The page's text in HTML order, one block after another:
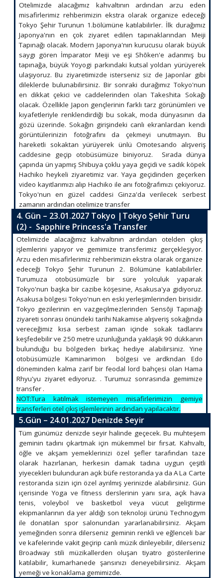
Otelimizde alacağımız kahvaltının ardından arzu eden
misafirlerimiz rehberimizin ekstra olarak organize edeceği
Tokyo Şehir Turunun 1.bölümüne katılabilirler. İlk durağımız
Japonya'nın en çok ziyaret edilen tapınaklarından Meiji
Tapınağı olacak. Modern Japonya'nın kurucusu olarak büyük
saygı gören İmparator Meiji ve eşi Shōken'e adanmış bu
tapınağa, büyük Yoyogi parkındaki kutsal yoldan yürüyerek
ulaşıyoruz. Bu ziyaretimizde isterseniz siz de Japonlar gibi
dileklerde bulunabilirsiniz. Bir sonraki durağımız Tokyo'nun
en dikkat çekici ve caddelerinden olan Takeshita Sokağı
olacak. Özellikle Japon gençlerinin farklı tarz görünümleri ve
kıyafetleriyle renklendirdiği bu sokak, moda dünyasının da
gözü üzerinde. Sokağın girişindeki canlı ekranlardan kendi
görüntülerinizin fotoğrafını da çekmeyi unutmayın. Bu
hareketli sokaktan yürüyerek ünlü Omotesando alışveriş
caddesine geçip otobüsümüze biniyoruz. Sırada dünya
çapında ün yapmış Shibuya çoklu yaya geçidi ve sadık köpek
Hachiko heykeli ziyaretimiz var. Yaya geçidinden geçerken
video kayıtlarımızı alıp Hachiko ile anı fotoğrafımızı çekiyoruz.
Tokyo'nun en güzel caddesi Ginza'da verilecek serbest
zamanın ardından otelimize transfer
4. Gün – 23.01.2027 Tokyo |Tokyo Şehir Turu
(2) - Sapphire Princess'a Transfer
Otelimizde alacağımız kahvaltının ardından otelden çıkış
işlemlerini yapıyor ve gemimize transferimiz gerçekleşiyor.
Arzu eden misafirlerimiz rehberimizin ekstra olarak organize
edeceği Tokyo Şehir Turunun 2. Bölümüne katılabilirler.
Turumuza otobüsümüzle bir süre yolculuk yaparak
Tokyo'nun başka bir cazibe köşesine, Asakusa'ya gidiyoruz.
Asakusa bölgesi Tokyo'nun en eski yerleşimlerinden birisidir.
Tokyo gezilerinin en vazgeçilmezlerinden Sensōji Tapınağı
ziyareti sonrası önündeki tarihi Nakamise alışveriş sokağında
vereceğimiz kısa serbest zaman içinde sokak tadlarını
keşfedebilir ve 250 metre uzunluğunda yaklaşık 90 dükkanın
bulunduğu bu bölgeden birkaç hediye alabilirsiniz. Yine
otobüsümüzle Kaminarimon bölgesi ve ardkndan Edo
döneminden kalma zarif bir feodal lord bahçesi olan Hama
Rhyu'yu ziyaret ediyoruz. . Turumuz sonrasında gemimize
transfer .
NOT:Tura katılmak istemeyen misafirlerimizin gemiye
transferleri otel çıkış işlemlerinin ardından yapılacaktır.
5.Gün – 24.01.2027 Denizde Seyir
Tüm günümüz denizde seyir halinde geçecek. Bu muhteşem
geminin tadını çıkartmak için mükemmel bir fırsat. Kahvaltı,
öğle ve akşam yemeklerinizi özel şefler tarafından taze
olarak hazırlanan, herkesin damak tadına uygun çeşitli
yiyecekleri bulunduran açık büfe restoranda ya da A La Carte
restoranda sizin için özel ayrılmış yerinizde alabilirsiniz. Gün
içerisinde Yoga ve fitness derslerinin yanı sıra, açık hava
tenis, voleybol ve basketbol veya vücut geliştirme
ekipmanlarının da yer aldığı son teknoloji ürünü Technogym
ile donatılan spor salonundan yararlanabilirsiniz. Akşam
yemeğinden sonra dilerseniz geminin renkli ve eğlenceli bar
ve kafelerinde vakit geçirip canlı müzik dinleyebilir, dilerseniz
Broadway stili müzikallerden oluşan tiyatro gösterilerine
katılabilir, kumarhanede şansınızı deneyebilirsiniz. Akşam
yemeği ve konaklama gemimizde.